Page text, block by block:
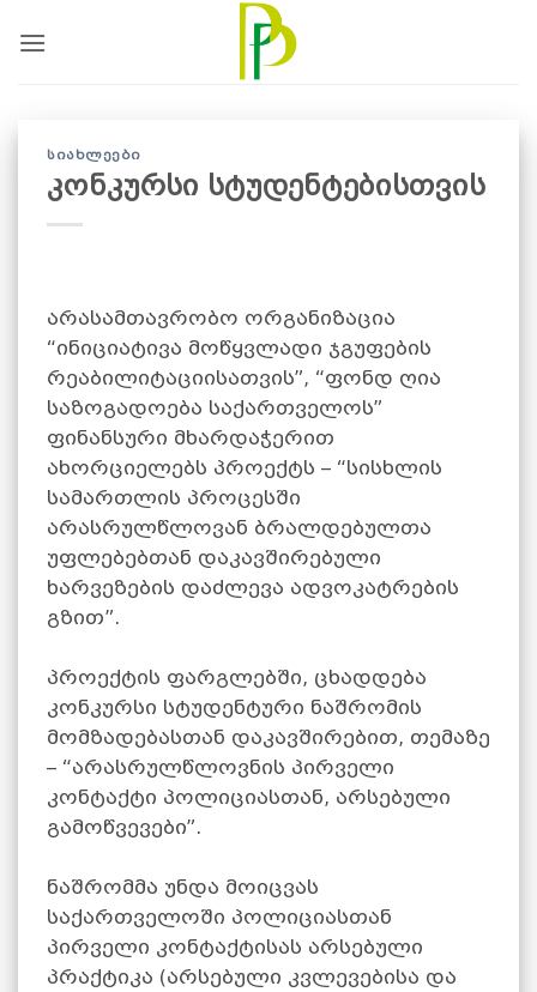
ᲡᲘᲐᲮᲚᲔᲔᲑᲘ
კონკურსი სტუდენტებისთვის
არასამთავრობო ორგანიზაცია
“ინიციატივა მოწყვლადი ჯგუფების
რეაბილიტაციისათვის”, “ფონდ ღია
საზოგადოება საქართველოს”
ფინანსური მხარდაჭერით
ახორციელებს პროექტს – “სისხლის
სამართლის პროცესში
არასრულწლოვან ბრალდებულთა
უფლებებთან დაკავშირებული
ხარვეზების დაძლევა ადვოკატრების
გზით”.
პროექტის ფარგლებში, ცხადდება
კონკურსი სტუდენტური ნაშრომის
მომზადებასთან დაკავშირებით, თემაზე
– “არასრულწლოვნის პირველი
კონტაქტი პოლიციასთან, არსებული
გამოწვევები”.
ნაშრომმა უნდა მოიცვას
საქართველოში პოლიციასთან
პირველი კონტაქტისას არსებული
პრაქტიკა (არსებული კვლევებისა და